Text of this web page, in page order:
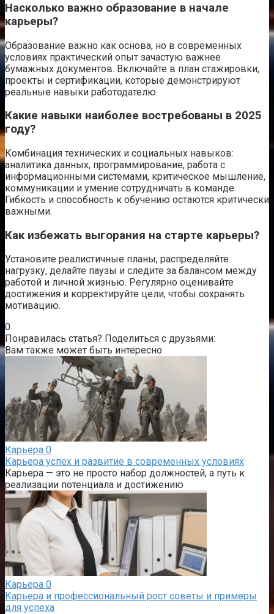
Насколько важно образование в начале
карьеры?
Образование важно как основа, но в современных
условиях практический опыт зачастую важнее
бумажных документов. Включайте в план стажировки,
проекты и сертификации, которые демонстрируют
реальные навыки работодателю.
Какие навыки наиболее востребованы в 2025
году?
Комбинация технических и социальных навыков:
аналитика данных, программирование, работа с
информационными системами, критическое мышление,
коммуникации и умение сотрудничать в команде.
Гибкость и способность к обучению остаются критически
важными.
Как избежать выгорания на старте карьеры?
Установите реалистичные планы, распределяйте
нагрузку, делайте паузы и следите за балансом между
работой и личной жизнью. Регулярно оценивайте
достижения и корректируйте цели, чтобы сохранять
мотивацию.
0
Понравилась статья? Поделиться с друзьями:
Вам также может быть интересно
Карьера 0
Карьера успех и развитие в современных условиях
Карьера — это не просто набор должностей, а путь к
реализации потенциала и достижению
Карьера 0
Карьера и профессиональный рост советы и примеры
для успеха